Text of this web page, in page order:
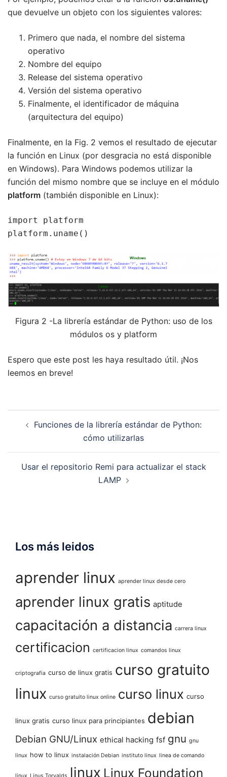
que devuelve un objeto con los siguientes valores:
Primero que nada, el nombre del sistema
operativo
Nombre del equipo
Release del sistema operativo
Versión del sistema operativo
Finalmente, el identificador de máquina
(arquitectura del equipo)
Finalmente, en la Fig. 2 vemos el resultado de ejecutar
la función en Linux (por desgracia no está disponible
en Windows). Para Windows podemos utilizar la
función del mismo nombre que se incluye en el módulo
platform (también disponible en Linux):
import platform
platform.uname()
Figura 2 -La librería estándar de Python: uso de los
módulos os y platform
Espero que este post les haya resultado útil. ¡Nos
leemos en breve!
Funciones de la librería estándar de Python:
cómo utilizarlas
Usar el repositorio Remi para actualizar el stack
LAMP
Los más leidos
aprender linux aprender linux desde cero
aprender linux gratis aptitude
capacitación a distancia carrera linux
certificacion certificacion linux comandos linux
criptografia curso de linux gratis curso gratuito
linux curso gratuito linux online curso linux curso
linux gratis curso linux para principiantes debian
Debian GNU/Linux ethical hacking fsf gnu gnu
linux how to linux instalación Debian instituto linux linea de comando
linux Linux Foundation